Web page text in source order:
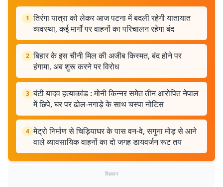
1 तिरंगा यात्रा को लेकर आज पटना में बदली रहेगी यातायात
व्यवस्था, कई मार्गों पर वाहनों का परिचालन रहेगा बंद
2 बिहार के इस चीनी मिल की अजीब किस्मत, बंद होने पर
हंगामा, अब शुरू करने पर विरोध
3 बंटी यादव हत्याकांड : मोनी किन्नर समेत तीन आरोपित नेपाल
में छिपे, घर पर ढोल-नगाड़े के साथ चस्पा नोटिस
4 मेट्रो निर्माण से चिड़ियाघर के पास वन-वे, सगुना मोड़ से आने
वाले व्यावसायिक वाहनों का दो जगह डायवर्जन रूट तय
विज्ञापन